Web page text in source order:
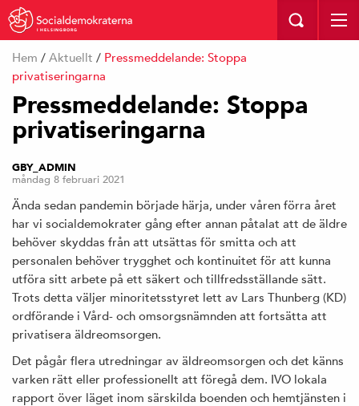
I HELSINGBORG
Hem / Aktuellt / Pressmeddelande: Stoppa
privatiseringarna
Pressmeddelande: Stoppa
privatiseringarna
GBY_ADMIN
måndag 8 februari 2021
Ända sedan pandemin började härja, under våren förra året
har vi socialdemokrater gång efter annan påtalat att de äldre
behöver skyddas från att utsättas för smitta och att
personalen behöver trygghet och kontinuitet för att kunna
utföra sitt arbete på ett säkert och tillfredsställande sätt.
Trots detta väljer minoritetsstyret lett av Lars Thunberg (KD)
ordförande i Vård- och omsorgsnämnden att fortsätta att
privatisera äldreomsorgen.
Det pågår flera utredningar av äldreomsorgen och det känns
varken rätt eller professionellt att föregå dem. IVO lokala
rapport över läget inom särskilda boenden och hemtjänsten i